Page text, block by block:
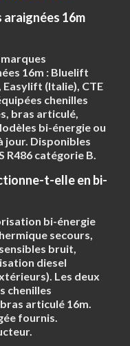
16m
16m : Bluelift
Easylift (Italie), CTE
chenilles
bras articulé,
bi-énergie ou
jour. Disponibles
R486 catégorie B.
t-elle en bi-
bi-énergie
secours,
bruit,
diesel
Les deux
chenilles
articulé 16m.
fournis.